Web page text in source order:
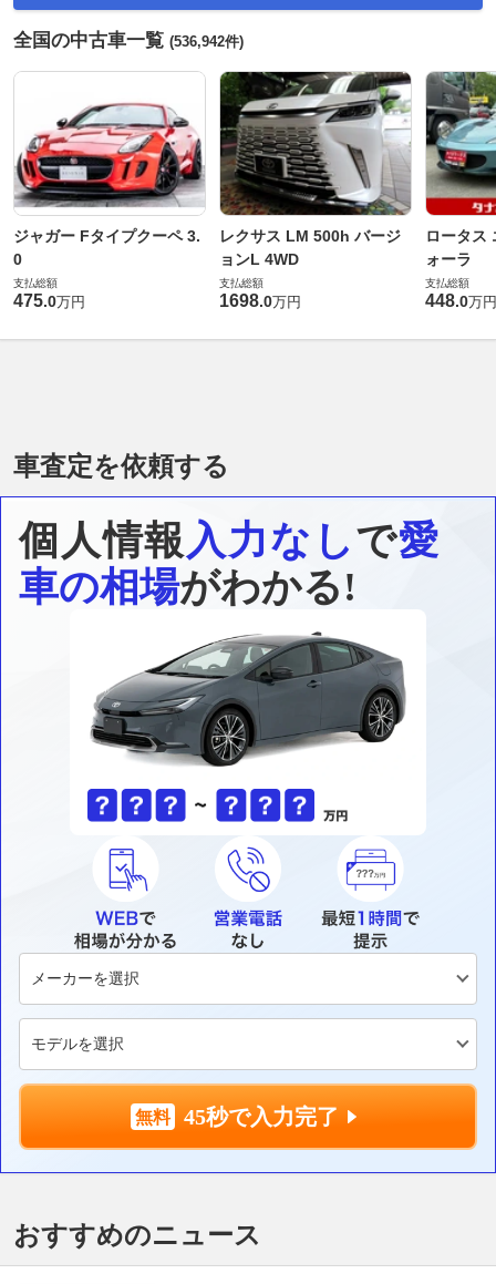
全国の中古車一覧 (536,942件)
ジャガー Fタイプクーペ 3.
0
支払総額
475.0万円
レクサス LM 500h バージ
ョンL 4WD
支払総額
1698.0万円
ロータス
ォーラ
支払総額
448.0万円
車査定を依頼する
個人情報入力なしで愛
車の相場がわかる!
45秒で入力完了
おすすめのニュース